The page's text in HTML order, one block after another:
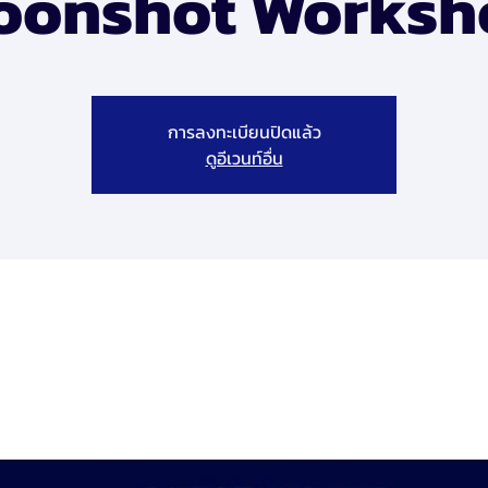
การลงทะเบียนปิดแล้ว
ดูอีเวนท์อื่น